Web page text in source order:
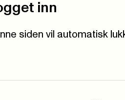
inn
siden vil automatisk